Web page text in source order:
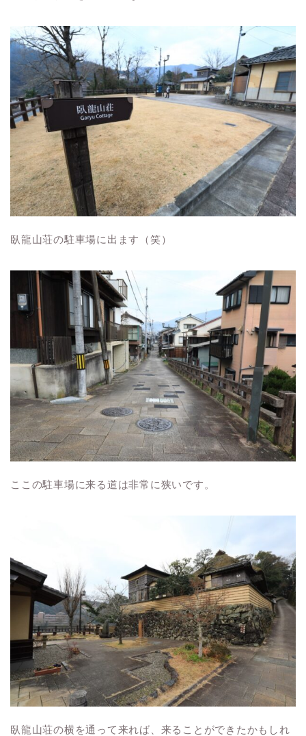
臥龍山荘の駐車場に出ます（笑）
ここの駐車場に来る道は非常に狭いです。
臥龍山荘の横を通って来れば、来ることができたかもしれ